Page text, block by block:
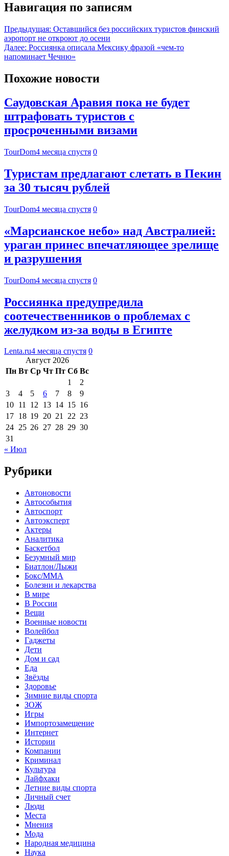
Навигация по записям
Предыдущая: Оставшийся без российских туристов финский
аэропорт не откроют до осени
Далее: Россиянка описала Мексику фразой «чем-то
напоминает Чечню»
Похожие новости
Саудовская Аравия пока не будет
штрафовать туристов с
просроченными визами
TourDom4 месяца спустя 0
Туристам предлагают слетать в Пекин
за 30 тысяч рублей
TourDom4 месяца спустя 0
«Марсианское небо» над Австралией:
ураган принес впечатляющее зрелище
и разрушения
TourDom4 месяца спустя 0
Россиянка предупредила
соотечественников о проблемах с
желудком из-за воды в Египте
Lenta.ru4 месяца спустя 0
Август 2026
Пн Вт Ср Чт Пт Сб Вс
1
2
3
4 5 6 7 8
9
10 11 12 13 14 15 16
17 18 19 20 21 22 23
24 25 26 27 28 29 30
31
« Июл
Рубрики
Автоновости
Автособытия
Автоспорт
Автоэксперт
Актеры
Аналитика
Баскетбол
Безумный мир
Биатлон/Лыжи
Бокс/MMA
Болезни и лекарства
В мире
В России
Вещи
Военные новости
Волейбол
Гаджеты
Дети
Дом и сад
Еда
Звёзды
Здоровье
Зимние виды спорта
ЗОЖ
Игры
Импортозамещение
Интернет
Истории
Компании
Криминал
Культура
Лайфхаки
Летние виды спорта
Личный счет
Люди
Места
Мнения
Мода
Народная медицина
Наука